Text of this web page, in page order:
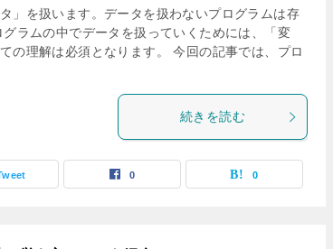
」を扱います。データを扱わないプログラムは存
ラムの中でデータを扱っていくためには、「変
の理解は必須となります。 今回の記事では、プロ
続きを読む
0 0